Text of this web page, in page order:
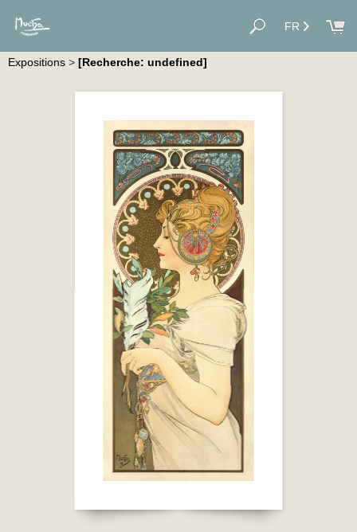
FR
Expositions > [Recherche: undefined]